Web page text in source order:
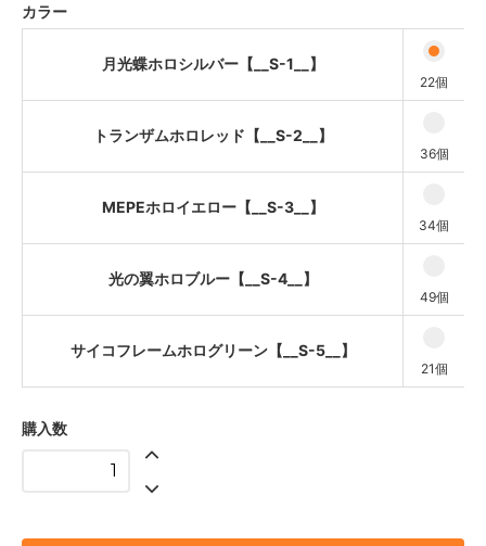
【__S-5__】
カラー
月光蝶ホロシルバー【__S-1__】
22個
トランザムホロレッド【__S-2__】
36個
MEPEホロイエロー【__S-3__】
34個
光の翼ホロブルー【__S-4__】
49個
サイコフレームホログリーン【__S-5__】
21個
購入数